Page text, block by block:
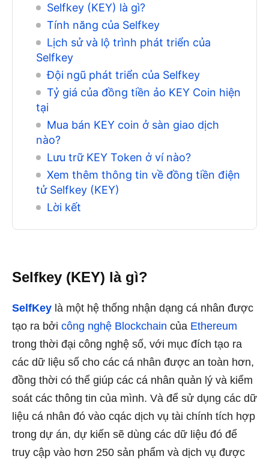
Selfkey (KEY) là gì?
Tính năng của Selfkey
Lịch sử và lộ trình phát triển của
Selfkey
Đội ngũ phát triển của Selfkey
Tỷ giá của đồng tiền ảo KEY Coin hiện
tại
Mua bán KEY coin ở sàn giao dịch
nào?
Lưu trữ KEY Token ở ví nào?
Xem thêm thông tin về đồng tiền điện
tử Selfkey (KEY)
Lời kết
Selfkey (KEY) là gì?
SelfKey là một hệ thống nhận dạng cá nhân được
tạo ra bởi công nghệ Blockchain của Ethereum
trong thời đại công nghệ số, với mục đích tạo ra
các dữ liệu số cho các cá nhân được an toàn hơn,
đồng thời có thể giúp các cá nhân quản lý và kiểm
soát các thông tin của mình. Và để sử dụng các dữ
liệu cá nhân đó vào cqác dịch vụ tài chính tích hợp
trong dự án, dự kiến sẽ dùng các dữ liệu đó để
truy cập vào hơn 250 sản phẩm và dịch vụ được